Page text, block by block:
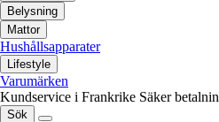
Belysning
Mattor
Hushållsapparater
Lifestyle
Varumärken
Kundservice i Frankrike Säker
Sök